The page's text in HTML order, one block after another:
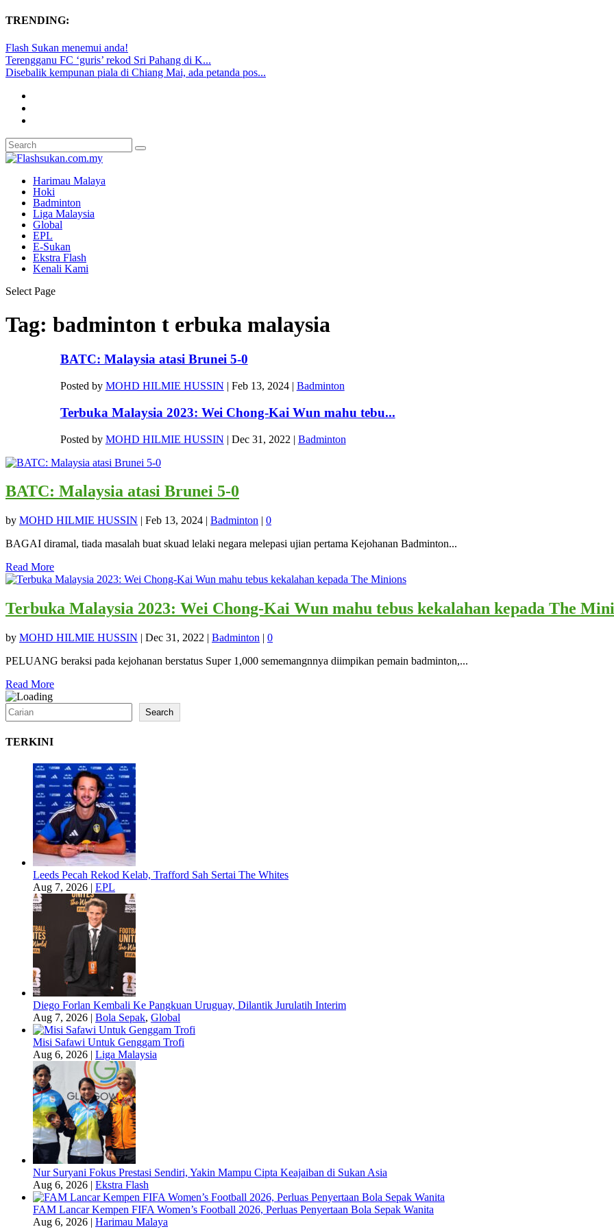
TRENDING:
Flash Sukan menemui anda!
Terengganu FC ‘guris’ rekod Sri Pahang di K...
Disebalik kempunan piala di Chiang Mai, ada petanda pos...
Harimau Malaya
Hoki
Badminton
Liga Malaysia
Global
EPL
E-Sukan
Ekstra Flash
Kenali Kami
Select Page
Tag: badminton t erbuka malaysia
BATC: Malaysia atasi Brunei 5-0
Posted by MOHD HILMIE HUSSIN | Feb 13, 2024| Badminton
Terbuka Malaysia 2023: Wei Chong-Kai Wun mahu tebu...
Posted by MOHD HILMIE HUSSIN | Dec 31, 2022 | Badminton
BATC: Malaysia atasi Brunei 5-0
by MOHD HILMIE HUSSIN | Feb 13, 2024 | Badminton | 0
BAGAI diramal, tiada masalah buat skuad lelaki negara melepasi ujian pertama Kejohanan Badminton...
Read More
Terbuka Malaysia 2023: Wei Chong-Kai Wun mahu tebus kekalahan kepada The
by MOHD HILMIE HUSSIN | Dec 31, 2022 | Badminton | 0
PELUANG beraksi pada kejohanan berstatus Super 1,000 sememangnnya diimpikan pemain badminton,...
Read More
Search Search
TERKINI
Leeds Pecah Rekod Kelab, Trafford Sah Sertai The Whites
Aug 7, 2026 | EPL
Diego Forlan Kembali Ke Pangkuan Uruguay, Dilantik Jurulatih Interim
Aug 7, 2026 | Bola Sepak, Global
Misi Safawi Untuk Genggam Trofi
Aug 6, 2026 | Liga Malaysia
Nur Suryani Fokus Prestasi Sendiri, Yakin Mampu Cipta Keajaiban di Sukan Asia
Aug 6, 2026 | Ekstra Flash
FAM Lancar Kempen FIFA Women’s Football 2026, Perluas Penyertaan Bola Sepak Wanita
Aug 6, 2026 | Harimau Malaya